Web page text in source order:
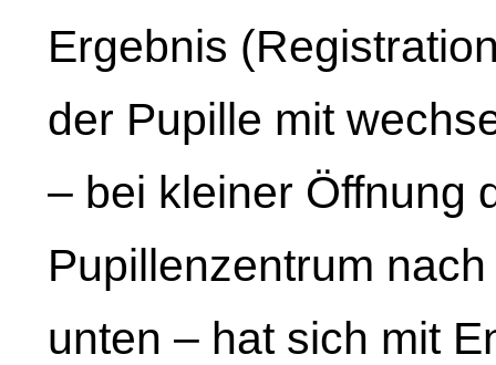
Ergebnis
der Pupille mit
– bei kleiner Öffnung
Pupillenzentrum
unten – hat sich mit